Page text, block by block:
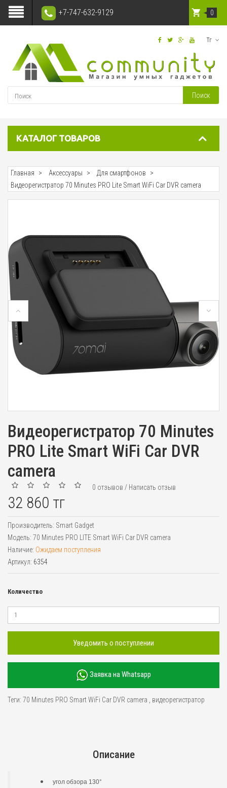
+7-747-632-9129
Тг
Поиск
0
КАТАЛОГ ТОВАРОВ
Главная Аксессуары
Для смартфонов
Видеорегистратор 70 Minutes PRO Lite Smart WiFi Car DVR camera
Видеорегистратор 70 Minutes
PRO Lite Smart WiFi Car DVR
camera
0 отзывов / Написать отзыв
32 860 тг
Производитель: Smart Gadget
Модель: 70 Minutes PRO LITE Smart WiFi Car DVR camera
Наличие: Ожидаем поступления
Артикул: 6354
Количество
Уведомить о поступлении
Заявка на Whatsapp
Теги: 70 Minutes PRO Smart WiFi Car DVR camera видеорегистратор
Описание
угол обзора 130°